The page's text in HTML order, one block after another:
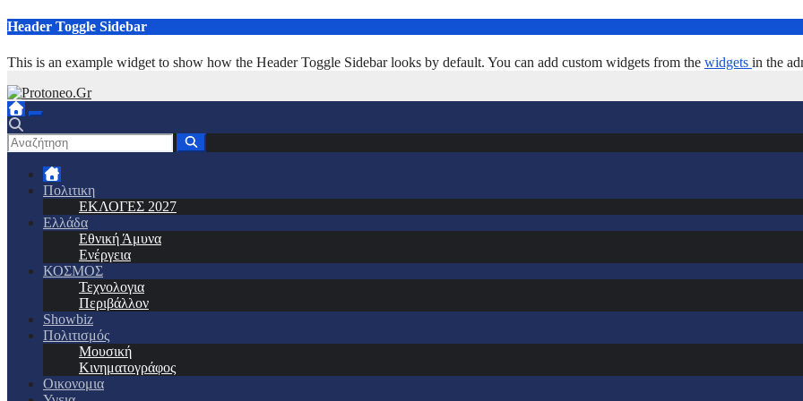
Μετάβαση
περιεχόμενο
Header Toggle Sidebar
This is an example widget to show how the Header Toggle Sidebar looks by default. You can add custom widgets from the widgets in the
Πολιτικη
ΕΚΛΟΓΕΣ 2027
Ελλάδα
Εθνική Άμυνα
Ενέργεια
ΚΟΣΜΟΣ
Τεχνολογια
Περιβάλλον
Showbiz
Πολιτισμός
Μουσική
Κινηματογράφος
Οικονομια